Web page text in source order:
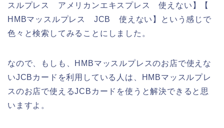
スルプレス アメリカンエキスプレス 使えない】【
HMBマッスルプレス JCB 使えない】という感じで
色々と検索してみることにしました。
なので、もしも、HMBマッスルプレスのお店で使えな
いJCBカードを利用している人は、HMBマッスルプレ
スのお店で使えるJCBカードを使うと解決できると思
いますよ。